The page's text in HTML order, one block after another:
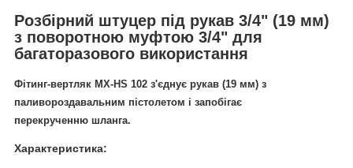
Розбірний штуцер під рукав 3/4" (19 мм)
з поворотною муфтою 3/4" для
багаторазового використання
Фітинг-вертляк MX-HS 102 з'єднує рукав (19 мм) з
паливороздавальним пістолетом і запобігає
перекрученню шланга.
Характеристика: